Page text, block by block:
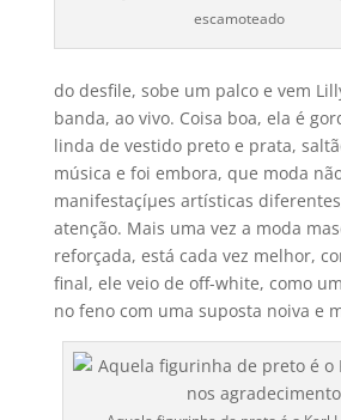
escamoteado
do desfile, sobe um palco e vem
banda, ao vivo. Coisa boa, ela é
linda de vestido preto e prata,
música e foi embora, que moda
manifestaçíµes artí­sticas
atenção. Mais uma vez a moda
reforçada, está cada vez melhor,
final, ele veio de off-white, como
no feno com uma suposta noiva e